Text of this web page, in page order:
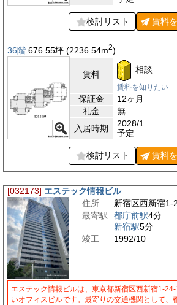
検討リスト 賃料を
36階 676.55坪 (2236.54m2)
賃料 相談
賃料を知りたい
保証金
12ヶ月
礼金
無
入居時期
2028/1
予定
検討リスト 賃料を
[032173] エステック情報ビル
住所
新宿区西新宿1-
最寄駅
都庁前駅4分
新宿駅5分
竣工
1992/10
エステック情報ビルは、東京都新宿区西新宿1-
いオフィスビルです。最寄りの交通機関として、